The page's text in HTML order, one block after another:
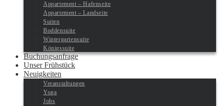
Appartement – Hafenseite
Appartement – Landseite
Suiten
Boddensuite
Wintergartensuite
Königssuite
Buchungsanfrage
Unser Frühstück
Neuigkeiten
Veranstaltungen
Yoga
Jobs